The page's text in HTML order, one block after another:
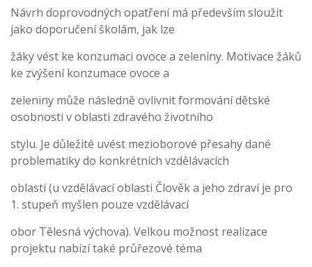
Návrh doprovodných opatření má především sloužit
jako doporučení školám, jak lze
žáky vést ke konzumaci ovoce a zeleniny. Motivace žáků
ke zvýšení konzumace ovoce a
zeleniny může následně ovlivnit formování dětské
osobnosti v oblasti zdravého životního
stylu. Je důležité uvést mezioborové přesahy dané
problematiky do konkrétních vzdělávacích
oblastí (u vzdělávací oblasti Člověk a jeho zdraví je pro
1. stupeň myšlen pouze vzdělávací
obor Tělesná výchova). Velkou možnost realizace
projektu nabízí také průřezové téma